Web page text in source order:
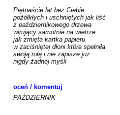
Piętnaście lat bez Ciebie
pożółkłych i uschniętych jak liść
z październikowego drzewa
wirujący samotnie na wietrze
jak zmięta kartka papieru
w zaciśniętej dłoni która spełniła
swoją rolę i nie zapisze już
nigdy żadnej myśli
oceń / komentuj
PAŹDZIERNIK